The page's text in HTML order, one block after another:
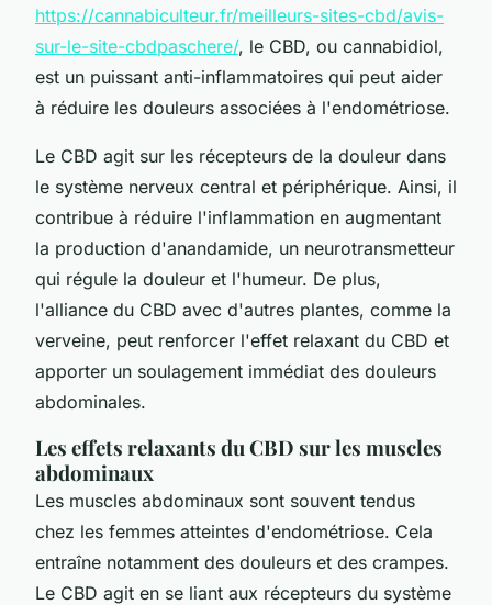
https://cannabiculteur.fr/meilleurs-sites-cbd/avis-
sur-le-site-cbdpaschere/, le CBD, ou cannabidiol,
est un puissant anti-inflammatoires qui peut aider
à réduire les douleurs associées à l'endométriose.
Le CBD agit sur les récepteurs de la douleur dans
le système nerveux central et périphérique. Ainsi, il
contribue à réduire l'inflammation en augmentant
la production d'anandamide, un neurotransmetteur
qui régule la douleur et l'humeur. De plus,
l'alliance du CBD avec d'autres plantes, comme la
verveine, peut renforcer l'effet relaxant du CBD et
apporter un soulagement immédiat des douleurs
abdominales.
Les effets relaxants du CBD sur les muscles
abdominaux
Les muscles abdominaux sont souvent tendus
chez les femmes atteintes d'endométriose. Cela
entraîne notamment des douleurs et des crampes.
Le CBD agit en se liant aux récepteurs du système